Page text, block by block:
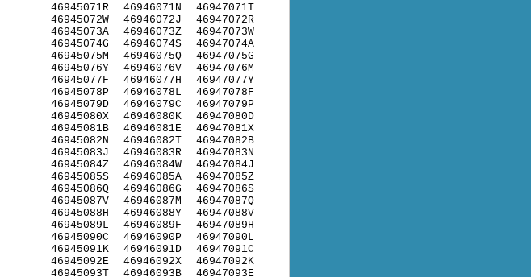
46945071R
46945072W
46945073A
46945074G
46945075M
46945076Y
46945077F
46945078P
46945079D
46945080X
46945081B
46945082N
46945083J
46945084Z
46945085S
46945086Q
46945087V
46945088H
46945089L
46945090C
46945091K
46945092E
46945093T
46946071N
46946072J
46946073Z
46946074S
46946075Q
46946076V
46946077H
46946078L
46946079C
46946080K
46946081E
46946082T
46946083R
46946084W
46946085A
46946086G
46946087M
46946088Y
46946089F
46946090P
46946091D
46946092X
46946093B
46947071T
46947072R
46947073W
46947074A
46947075G
46947076M
46947077Y
46947078F
46947079P
46947080D
46947081X
46947082B
46947083N
46947084J
46947085Z
46947086S
46947087Q
46947088V
46947089H
46947090L
46947091C
46947092K
46947093E